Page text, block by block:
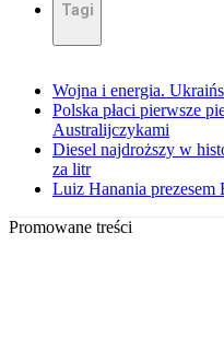
Tagi
Wojna i energia.
Polska płaci pierwsze
Australijczykami
Diesel najdroższy w
za litr
Luiz Hanania
Promowane treści